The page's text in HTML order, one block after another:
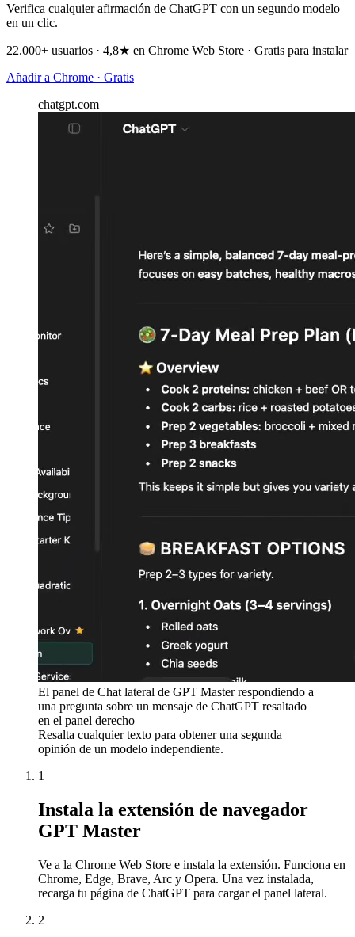
Verifica cualquier afirmación de ChatGPT con un segundo modelo
en un clic.
22.000+ usuarios · 4,8★ en Chrome Web Store · Gratis para instalar
Añadir a Chrome · Gratis
chatgpt.com
El panel de Chat lateral de GPT Master respondiendo a
una pregunta sobre un mensaje de ChatGPT resaltado
en el panel derecho
Resalta cualquier texto para obtener una segunda
opinión de un modelo independiente.
1
Instala la extensión de navegador
GPT Master
Ve a la Chrome Web Store e instala la extensión. Funciona en
Chrome, Edge, Brave, Arc y Opera. Una vez instalada,
recarga tu página de ChatGPT para cargar el panel lateral.
2